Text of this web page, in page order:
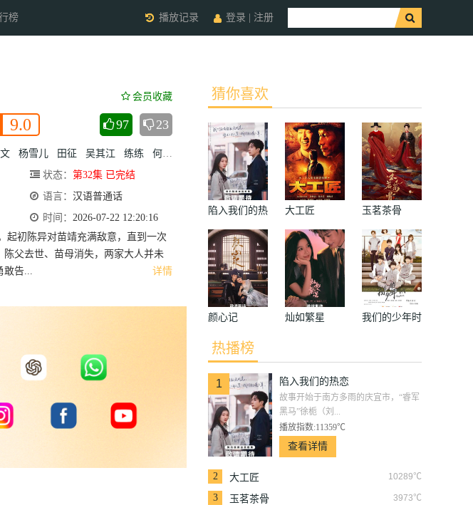
榜 登录 注册
播放记录
会员收藏
9.0 97 23
杨雪儿 田征 吴其江 练练 何瑞贤 吴弘 周铁 陈子萱 凌美仕 严智超 周俞辰 曲靖
状态： 第32集 已完结
语言： 汉语普通话
时间： 2026-07-22 12:20:16
详情
起初陈异对苗靖充满敌意，直到一次
父去世、苗母消失，两家大人并未
敢告...
猜你喜欢
陷入我们的热
恋
大工匠 玉茗茶骨
颜心记 灿如繁星
我们的少年时
热播榜
1 陷入我们的热恋
故事开始于南方多雨的庆宜市，“睿军
黑马”徐栀（刘...
播放指数:11359℃
查看详情
2 10289℃
大工匠
3
3973℃
玉茗茶骨